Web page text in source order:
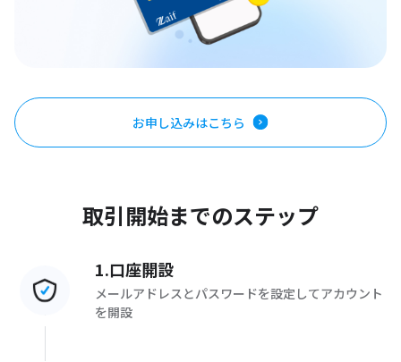
お申し込みはこちら
取引開始までのステップ
1.口座開設
メールアドレスとパスワードを設定してアカウント
を開設